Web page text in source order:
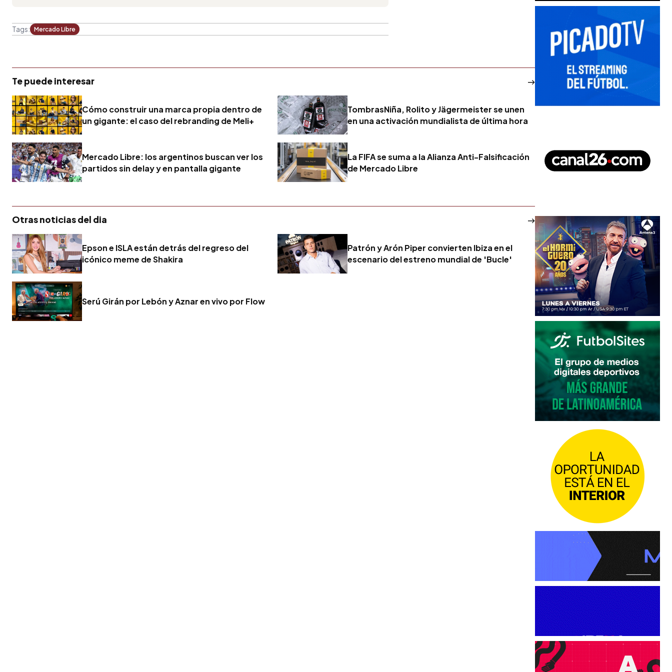
Tags: Mercado Libre
Te puede interesar
Cómo construir una marca propia dentro de
un gigante: el caso del rebranding de Meli+
TombrasNiña, Rolito y Jägermeister se unen
en una activación mundialista de última hora
Mercado Libre: los argentinos buscan ver los
partidos sin delay y en pantalla gigante
La FIFA se suma a la Alianza Anti-Falsificación
de Mercado Libre
Otras noticias del dia
Epson e ISLA están detrás del regreso del
icónico meme de Shakira
Patrón y Arón Piper convierten Ibiza en el
escenario del estreno mundial de 'Bucle'
Serú Girán por Lebón y Aznar en vivo por Flow